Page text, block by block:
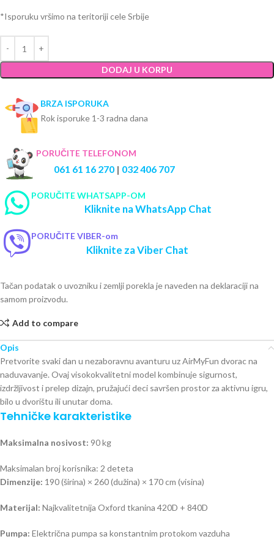
*Isporuku vršimo na teritoriji cele Srbije
DODAJ U KORPU
BRZA ISPORUKA
Rok isporuke 1-3 radna dana
PORUČITE TELEFONOM
061 61 16 270 | 032 406 707
PORUČITE WHATSAPP-OM
Kliknite na WhatsApp Chat
PORUČITE VIBER-om
Kliknite za Viber Chat
Tačan podatak o uvozniku i zemlji porekla je naveden na deklaraciji na
samom proizvodu.
Add to compare
Opis
Pretvorite svaki dan u nezaboravnu avanturu uzAirMyFun dvorac na
naduvavanje. Ovaj visokokvalitetni model kombinuje sigurnost,
izdržljivost i prelep dizajn, pružajući deci savršen prostor za aktivnu igru,
bilo u dvorištu ili unutar doma.
Tehničke karakteristike
Maksimalna nosivost: 90 kg
Maksimalan broj korisnika: 2 deteta
Dimenzije: 190 (širina) × 260 (dužina) × 170 cm (visina)
Materijal: Najkvalitetnija Oxford tkanina 420D + 840D
Pumpa: Električna pumpa sa konstantnim protokom vazduha